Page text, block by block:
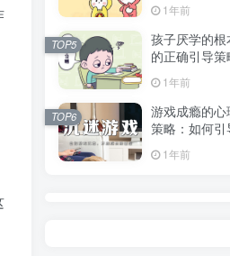
1年前
孩子厌学的
的正确引导策
1年前
TOP5
游戏成瘾的
策略：如何
1年前
TOP6